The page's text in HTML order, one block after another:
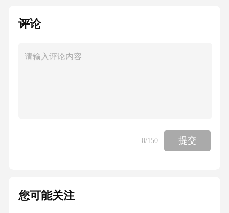
悟力、政治执行力。
决策、依法决策，坚决防止个人或少数人说了
严格按照组织原则及相关程序规则，由党委集
评论
0/150 提交
您可能关注